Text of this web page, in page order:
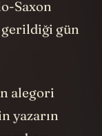
Saxon
gerildiği gün
alegori
yazarın